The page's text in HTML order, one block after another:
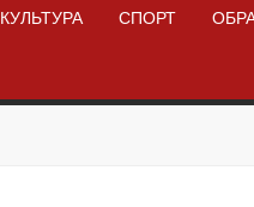
КУЛЬТУРА СПОРТ